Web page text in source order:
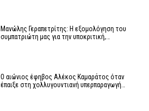
Μανώλης Γεραπετρίτης: Η εξομολόγηση του
συμπατριώτη μας για την υποκριτική,…
Ο αιώνιος έφηβος Αλέκος Καμαράτος όταν
έπαιξε στη χολλυγουντιανή υπερπαραγωγή…